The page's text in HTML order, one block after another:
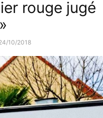
rouge jugé
10/2018